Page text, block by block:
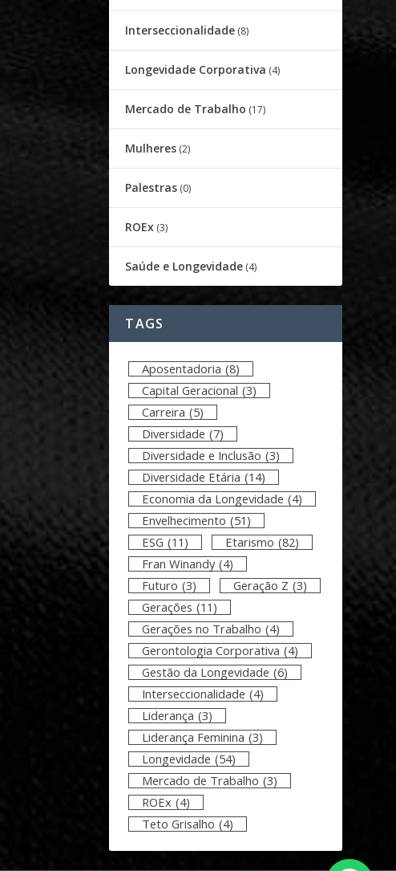
Interseccionalidade (8)
Longevidade Corporativa (4)
Mercado de Trabalho (17)
Mulheres (2)
Palestras (0)
ROEx (3)
Saúde e Longevidade (4)
TAGS
Aposentadoria (8)
Capital Geracional (3)
Carreira (5)
Diversidade (7)
Diversidade e Inclusão (3)
Diversidade Etária (14)
Economia da Longevidade (4)
Envelhecimento (51)
ESG (11) Etarismo (82)
Fran Winandy (4)
Futuro (3) Geração Z (3)
Gerações (11)
Gerações no Trabalho (4)
Gerontologia Corporativa (4)
Gestão da Longevidade (6)
Interseccionalidade (4)
Liderança (3)
Liderança Feminina (3)
Longevidade (54)
Mercado de Trabalho (3)
ROEx (4)
Teto Grisalho (4)